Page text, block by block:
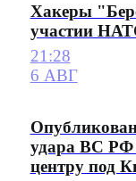
Хакеры
участии
21:28
6 АВГ
удара ВС РФ
центру под